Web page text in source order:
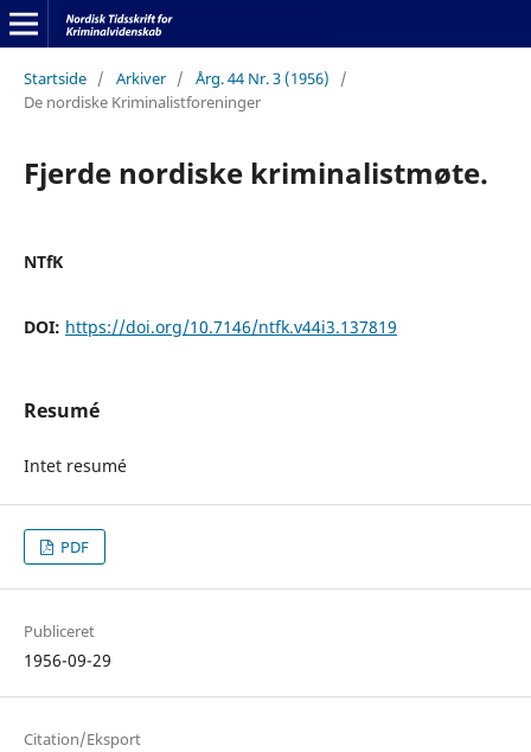
Startside / Arkiver / Årg. 44 Nr. 3 (1956)
/
De nordiske Kriminalistforeninger
Fjerde nordiske kriminalistmøte.
NTfK
DOI: https://doi.org/10.7146/ntfk.v44i3.137819
Resumé
Intet resumé
PDF
Publiceret
1956-09-29
Citation/Eksport